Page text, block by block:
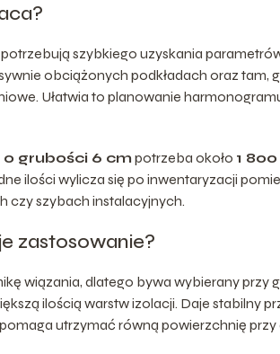
szybkiego uzyskania
obciążonych podkładach oraz tam,
Ułatwia to planowanie
o grubości 6 cm potrzeba około 1
ilości wylicza się po inwentaryzacji
czy szybach instalacyjnych.
zastosowanie?
wiązania, dlatego bywa wybierany przy
ilością warstw izolacji. Daje stabilny
utrzymać równą powierzchnię